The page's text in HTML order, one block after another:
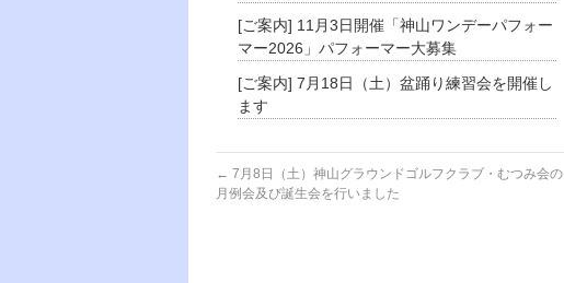
[ご案内] 11月3日開催「神山ワンデーパフォー
マー2026」パフォーマー大募集
[ご案内] 7月18日（土）盆踊り練習会を開催し
ます
← 7月8日（土）神山グラウンドゴルフクラブ・むつみ会の
月例会及び誕生会を行いました